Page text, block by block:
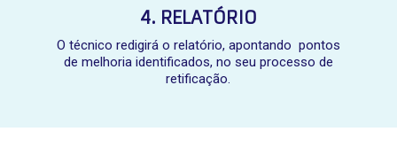
4. RELATÓRIO
O técnico redigirá o relatório, apontando pontos
de melhoria identificados, no seu processo de
retificação.